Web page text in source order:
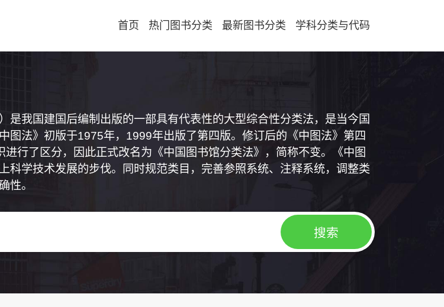
首页 热门图书分类 最新图书分类 学科分类与代码
是我国建国后编制出版的一部具有代表性的大型综合性分类法，是当今国
图法》初版于1975年，1999年出版了第四版。修订后的《中图法》第四
行了区分，因此正式改名为《中国图书馆分类法》，简称不变。《中图
科学技术发展的步伐。同时规范类目，完善参照系统、注释系统，调整类
性。